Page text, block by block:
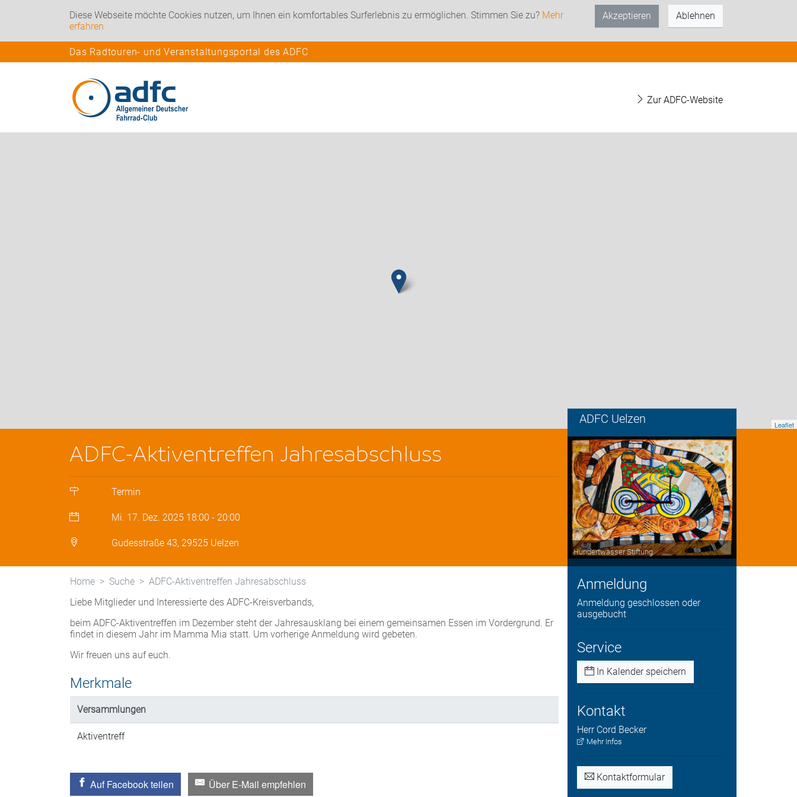
Diese Webseite möchte Cookies nutzen, um Ihnen ein komfortables Surferlebnis zu ermöglichen. Stimmen Sie zu? Mehr
erfahren
Akzeptieren Ablehnen
Das Radtouren- und Veranstaltungsportal des ADFC
Zur ADFC-Website
Leaflet
ADFC Uelzen
ADFC-Aktiventreffen Jahresabschluss
Termin
Mi. 17. Dez. 2025 18:00 - 20:00
Gudesstraße 43, 29525 Uelzen
Hundertwasser Stiftung
Anmeldung
Anmeldung geschlossen oder
ausgebucht
Service
In Kalender speichern
Kontakt
Herr Cord Becker
Mehr Infos
Kontaktformular
Home Suche
ADFC-Aktiventreffen Jahresabschluss
Liebe Mitglieder und Interessierte des ADFC-Kreisverbands,
beim ADFC-Aktiventreffen im Dezember steht der Jahresausklang bei einem gemeinsamen Essen im Vordergrund. Er
findet in diesem Jahr im Mamma Mia statt. Um vorherige Anmeldung wird gebeten.
Wir freuen uns auf euch.
Merkmale
Versammlungen
Aktiventreff
Auf Facebook teilen Über E-Mail empfehlen